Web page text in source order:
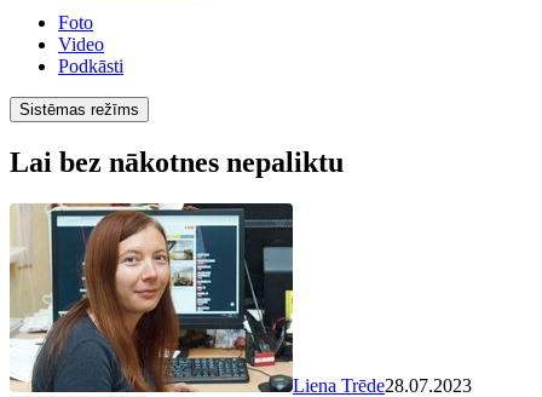
Foto
Video
Podkāsti
Sistēmas režīms
Lai bez nākotnes nepaliktu
Liena Trēde28.07.2023